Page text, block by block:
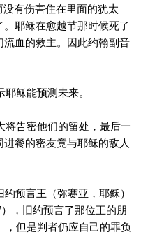
有伤害住在里面的犹太
耶稣在愈越节那时候死了
血的救主。因此约翰副音
稣能预测未来。
将告密他们的留处，最后一
餐的密友竟与耶稣的敌人
预言王（弥赛亚，耶稣）
，旧约预言了那位王的朋
，但是判者仍应自己的罪负